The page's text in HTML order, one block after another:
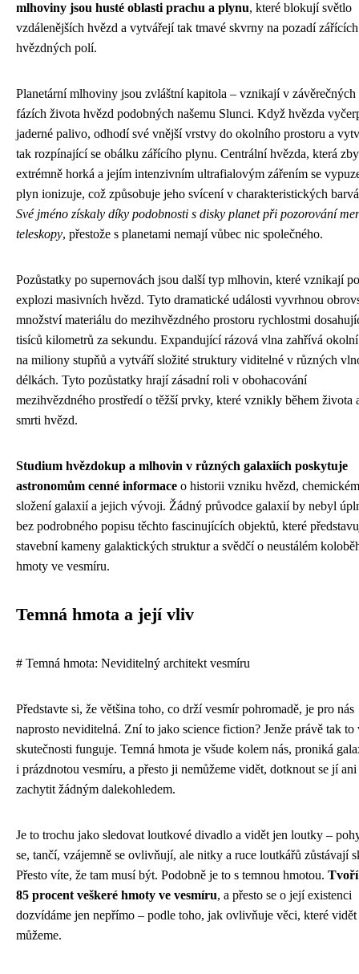
mlhoviny jsou husté oblasti prachu a plynu, které blokují světlo
vzdálenějších hvězd a vytvářejí tak tmavé skvrny na pozadí zářících
hvězdných polí.
Planetární mlhoviny jsou zvláštní kapitola – vznikají v závěrečných
fázích života hvězd podobných našemu Slunci. Když hvězda
jaderné palivo, odhodí své vnější vrstvy do okolního prostoru a
tak rozpínající se obálku zářícího plynu. Centrální hvězda, která
extrémně horká a jejím intenzivním ultrafialovým zářením se
plyn ionizuje, což způsobuje jeho svícení v charakteristických
Své jméno získaly díky podobnosti s disky planet při pozorování
teleskopy, přestože s planetami nemají vůbec nic společného.
Pozůstatky po supernovách jsou další typ mlhovin, které vznikají po
explozi masivních hvězd. Tyto dramatické události vyvrhnou
množství materiálu do mezihvězdného prostoru rychlostmi
tisíců kilometrů za sekundu. Expandující rázová vlna zahřívá
na miliony stupňů a vytváří složité struktury viditelné v různých
délkách. Tyto pozůstatky hrají zásadní roli v obohacování
mezihvězdného prostředí o těžší prvky, které vznikly během života
smrti hvězd.
Studium hvězdokup a mlhovin v různých galaxiích poskytuje
astronomům cenné informace o historii vzniku hvězd, chemickém
složení galaxií a jejich vývoji. Žádný průvodce galaxií by nebyl
bez podrobného popisu těchto fascinujících objektů, které
stavební kameny galaktických struktur a svědčí o neustálém
hmoty ve vesmíru.
Temná hmota a její vliv
# Temná hmota: Neviditelný architekt vesmíru
Představte si, že většina toho, co drží vesmír pohromadě, je pro nás
naprosto neviditelná. Zní to jako science fiction? Jenže právě tak to
skutečnosti funguje. Temná hmota je všude kolem nás, proniká
i prázdnotou vesmíru, a přesto ji nemůžeme vidět, dotknout se jí ani
zachytit žádným dalekohledem.
Je to trochu jako sledovat loutkové divadlo a vidět jen loutky –
se, tančí, vzájemně se ovlivňují, ale nitky a ruce loutkářů zůstávají
Přesto víte, že tam musí být. Podobně je to s temnou hmotou. Tvoří
85 procent veškeré hmoty ve vesmíru, a přesto se o její existenci
dozvídáme jen nepřímo – podle toho, jak ovlivňuje věci, které vidět
můžeme.